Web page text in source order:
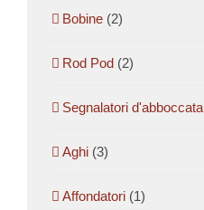
Bobine (2)
Rod Pod (2)
Segnalatori d'abboccata
Aghi (3)
Affondatori (1)